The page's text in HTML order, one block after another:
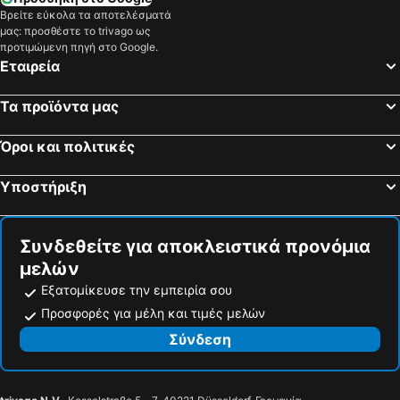
Βρείτε εύκολα τα αποτελέσματά
μας: προσθέστε το trivago ως
προτιμώμενη πηγή στο Google.
Εταιρεία
Τα προϊόντα μας
Όροι και πολιτικές
Υποστήριξη
Συνδεθείτε για αποκλειστικά προνόμια
μελών
Εξατομίκευσε την εμπειρία σου
Προσφορές για μέλη και τιμές μελών
Σύνδεση